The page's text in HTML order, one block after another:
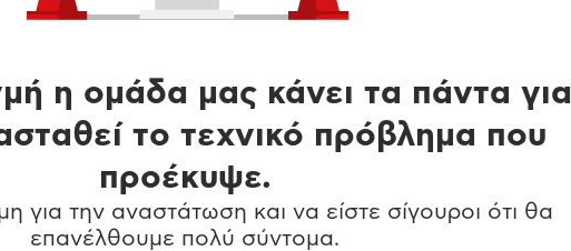
η ομάδα μας κάνει τα πάντα για
το τεχνικό πρόβλημα που
προέκυψε.
για την αναστάτωση και να είστε σίγουροι ότι θα
επανέλθουμε πολύ σύντομα.